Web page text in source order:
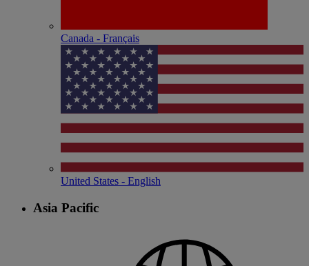
Canada - Français
United States - English
Asia Pacific